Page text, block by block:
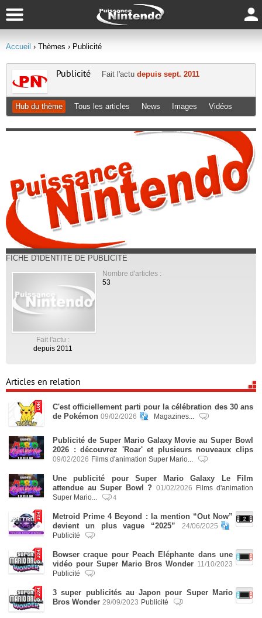
Accueil › Thèmes › Publicité
Publicité Fait l'actu depuis sept. 2011
Hub du thème Tous les articles News Images Vidéos
FICHE D'IDENTITÉ DE PUBLICITÉ
Fait l'actu :
depuis 2011
Nombre d'articles :
53
Articles en relation
C'est officiellement parti pour la célébration des 30 ans
de Pokémon 09/02/2026 Magazines...
Publicité de Super Mario Galaxy Movie au Super Bowl
2026 : découvrez 'Roar' et plusieurs nouveaux clips
09/02/2026 Films d'animation Super Mario...
Une publicité pour Super Mario Galaxy Le Film
attendue au Super Bowl ?
01/02/2026
Films d'animation
Super Mario...
4
Metroid Prime 4 Beyond : la mention “Out Now”
devient un plus vague “2025”
24/06/2025
Publicité
Bowser craque pour Peach Eléphante dans une
vidéo pour Super Mario Bros Wonder 11/10/2023
Publicité
3 super publicités au Japon pour Super Mario
Bros Wonder 29/09/2023 Publicité